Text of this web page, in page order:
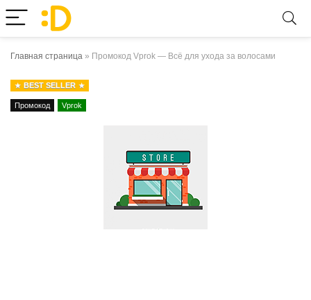
Главная страница » Промокод Vprok — Всё для ухода за волосами
BEST SELLER
Промокод Vprok